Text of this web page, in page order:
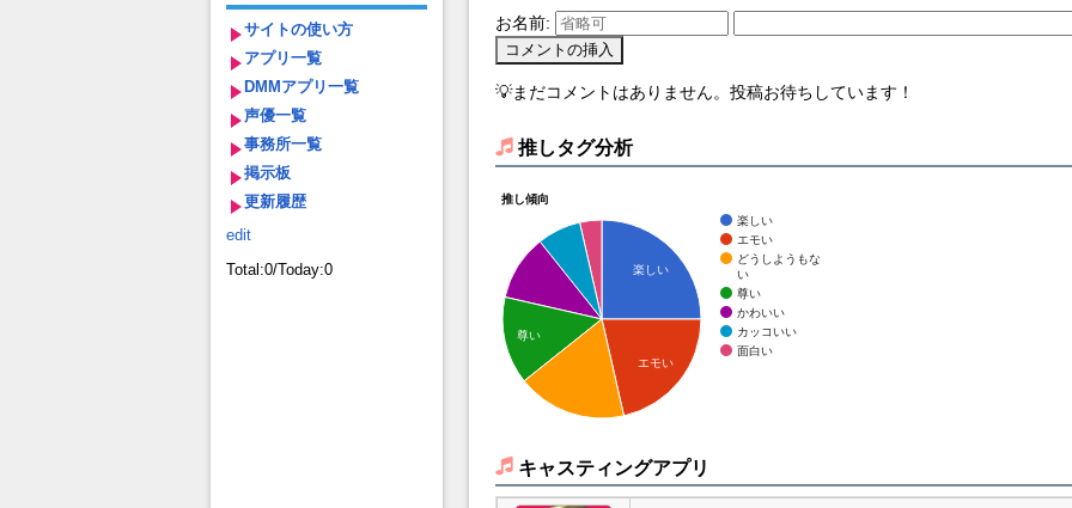
サイトの使い方
アプリ一覧
DMMアプリ一覧
声優一覧
事務所一覧
掲示板
更新履歴
edit
Total:0/Today:0
お名前:
💡まだコメントはありません。投稿お待ちしています！
推しタグ分析
推し傾向
楽しい
エモい
どうしようもな
い
尊い
かわいい
カッコいい
面白い
楽しい
エモい
尊い
キャスティングアプリ